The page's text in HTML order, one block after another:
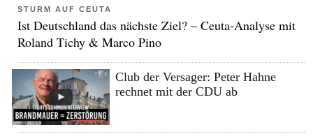
STURM AUF CEUTA
Ist Deutschland das nächste Ziel? – Ceuta-Analyse mit
Roland Tichy & Marco Pino
Club der Versager: Peter Hahne
rechnet mit der CDU ab